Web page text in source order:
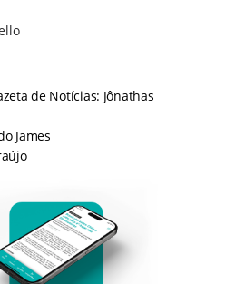
de Notícias: Jônathas
James